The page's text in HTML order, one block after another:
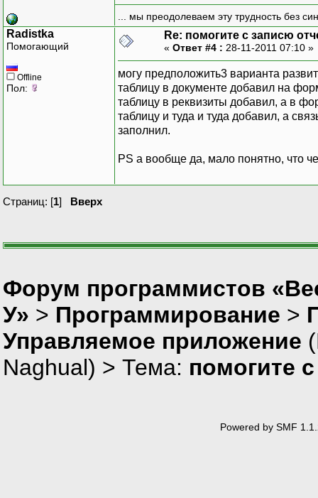
... мы преодолеваем эту трудность без
Radistka
Помогающий
Offline
Пол:
Re: помогите с записю
« Ответ #4 : 28-11-2011 07:10 »
могу предположить3 варианта
таблицу в документе добавил на
таблицу в реквизиты добавил, а в
таблицу и туда и туда добавил, а
заполнил.
PS а вообще да, мало понятно, что
Страниц: [1] Вверх
Форум программистов
У» > Программирование >
Управляемое приложение
Naghual) > Тема: помогите
Powered by SMF